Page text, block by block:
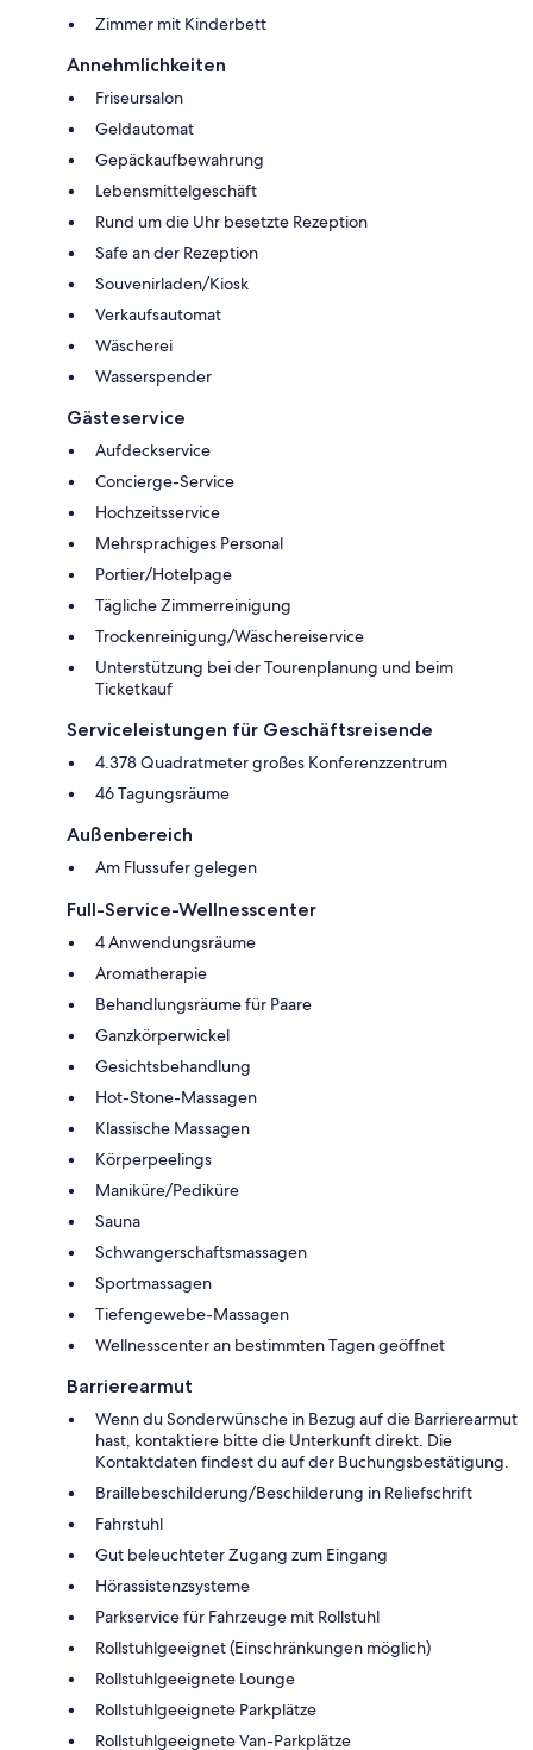
Zimmer mit Kinderbett
Annehmlichkeiten
Friseursalon
Geldautomat
Gepäckaufbewahrung
Lebensmittelgeschäft
Rund um die Uhr besetzte Rezeption
Safe an der Rezeption
Souvenirladen/Kiosk
Verkaufsautomat
Wäscherei
Wasserspender
Gästeservice
Aufdeckservice
Concierge-Service
Hochzeitsservice
Mehrsprachiges Personal
Portier/Hotelpage
Tägliche Zimmerreinigung
Trockenreinigung/Wäschereiservice
Unterstützung bei der Tourenplanung und beim
Ticketkauf
Serviceleistungen für Geschäftsreisende
4.378 Quadratmeter großes Konferenzzentrum
46 Tagungsräume
Außenbereich
Am Flussufer gelegen
Full-Service-Wellnesscenter
4 Anwendungsräume
Aromatherapie
Behandlungsräume für Paare
Ganzkörperwickel
Gesichtsbehandlung
Hot-Stone-Massagen
Klassische Massagen
Körperpeelings
Maniküre/Pediküre
Sauna
Schwangerschaftsmassagen
Sportmassagen
Tiefengewebe-Massagen
Wellnesscenter an bestimmten Tagen geöffnet
Barrierearmut
Wenn du Sonderwünsche in Bezug auf die Barrierearmut
hast, kontaktiere bitte die Unterkunft direkt. Die
Kontaktdaten findest du auf der Buchungsbestätigung.
Braillebeschilderung/Beschilderung in Reliefschrift
Fahrstuhl
Gut beleuchteter Zugang zum Eingang
Hörassistenzsysteme
Parkservice für Fahrzeuge mit Rollstuhl
Rollstuhlgeeignet (Einschränkungen möglich)
Rollstuhlgeeignete Lounge
Rollstuhlgeeignete Parkplätze
Rollstuhlgeeignete Van-Parkplätze